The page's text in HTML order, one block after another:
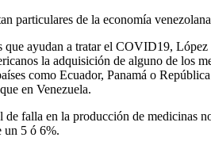
particulares de la economía
que ayudan a tratar el COVID19,
la adquisición de alguno de los
como Ecuador, Panamá o
en Venezuela.
falla en la producción de medicinas
un 5 ó 6%.